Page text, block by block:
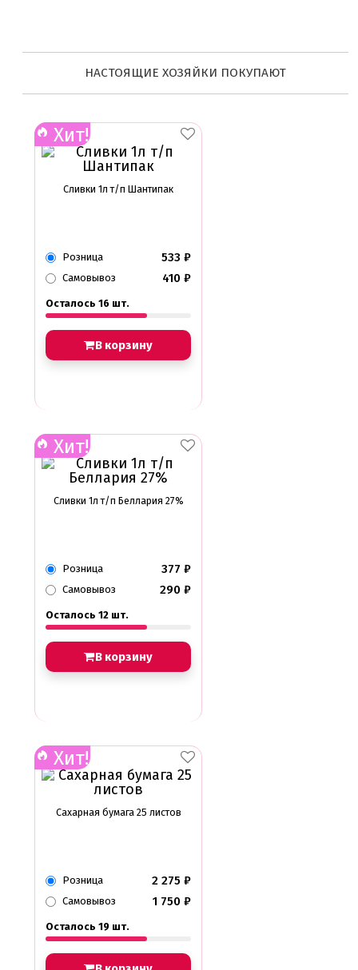
НАСТОЯЩИЕ ХОЗЯЙКИ ПОКУПАЮТ
Хит!
Сливки 1л т/п Шантипак
Розница 533 ₽
Самовывоз 410 ₽
Осталось 16 шт.
В корзину
Хит!
Сливки 1л т/п Беллария 27%
Розница 377 ₽
Самовывоз 290 ₽
Осталось 12 шт.
В корзину
Хит!
Сахарная бумага 25 листов
Розница 2 275 ₽
Самовывоз 1 750 ₽
Осталось 19 шт.